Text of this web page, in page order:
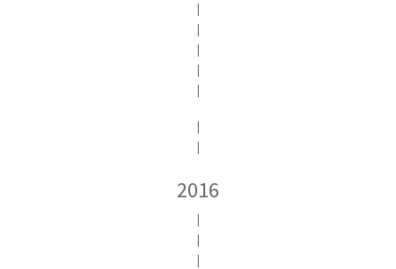
|
|
|
|
|
|
|
2016
|
|
|